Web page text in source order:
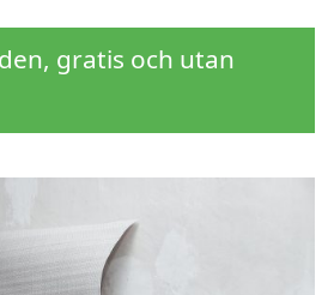
gratis och utan